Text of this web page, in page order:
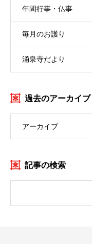
年間行事・仏事
毎月のお護り
涌泉寺だより
過去のアーカイブ
アーカイブ
記事の検索